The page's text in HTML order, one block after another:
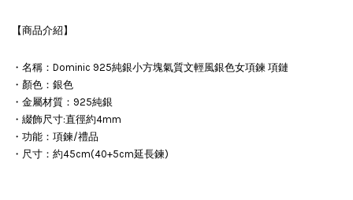
【商品介紹】
・名稱：Dominic 925純銀小方塊氣質文輕風銀色女項鍊 項鏈
・顏色：銀色
・金屬材質：925純銀
・綴飾尺寸:直徑約4mm
・功能：項鍊/禮品
・尺寸：約45cm(40+5cm延長鍊)